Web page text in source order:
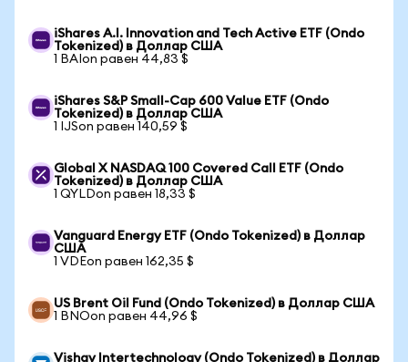
iShares A.I. Innovation and Tech Active ETF (Ondo
Tokenized) в Доллар США
1 BAIon равен 44,83 $
iShares S&P Small-Cap 600 Value ETF (Ondo
Tokenized) в Доллар США
1 IJSon равен 140,59 $
Global X NASDAQ 100 Covered Call ETF (Ondo
Tokenized) в Доллар США
1 QYLDon равен 18,33 $
Vanguard Energy ETF (Ondo Tokenized) в Доллар
США
1 VDEon равен 162,35 $
US Brent Oil Fund (Ondo Tokenized) в Доллар США
1 BNOon равен 44,96 $
Vishay Intertechnology (Ondo Tokenized) в Доллар